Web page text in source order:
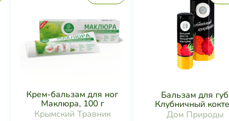
Крем-бальзам для ног
Маклюра, 100 г
Крымский Травник
Бальзам для губ
Клубничный
Дом Природы